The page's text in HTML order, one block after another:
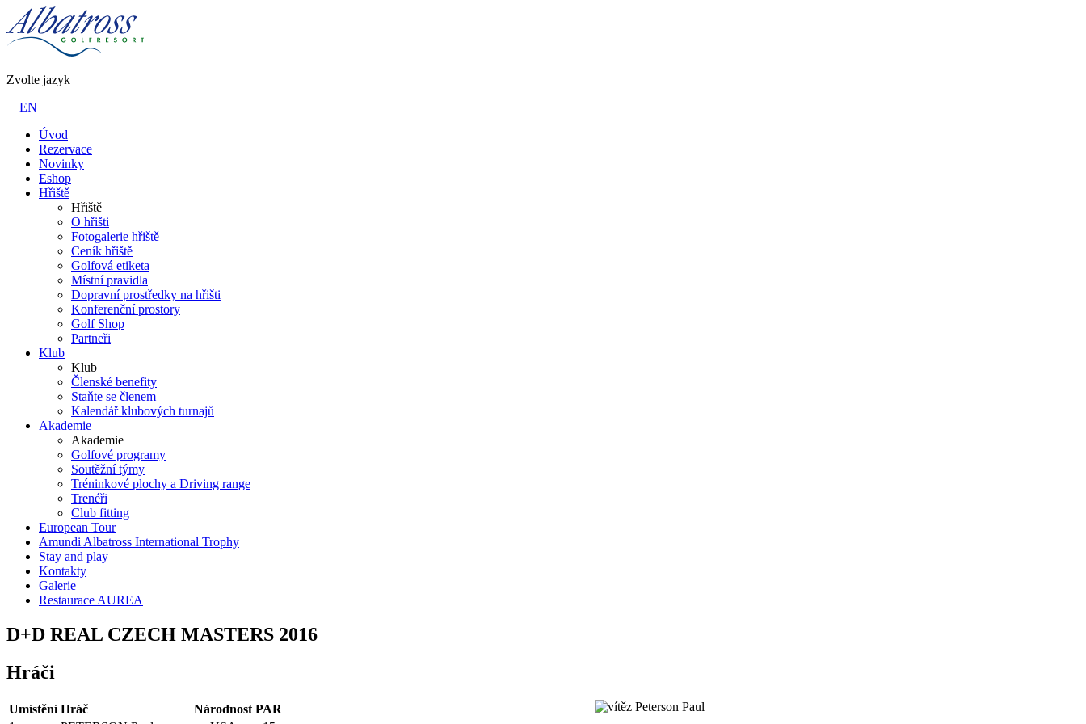
Zvolte jazyk
EN
Úvod
Rezervace
Novinky
Eshop
Hřiště
Hřiště
O hřišti
Fotogalerie hřiště
Ceník hřiště
Golfová etiketa
Místní pravidla
Dopravní prostředky na hřišti
Konferenční prostory
Golf Shop
Partneři
Klub
Klub
Členské benefity
Staňte se členem
Kalendář klubových turnajů
Akademie
Akademie
Golfové programy
Soutěžní týmy
Tréninkové plochy a Driving range
Trenéři
Club fitting
European Tour
Amundi Albatross International Trophy
Stay and play
Kontakty
Galerie
Restaurace AUREA
D+D REAL CZECH MASTERS 2016
Hráči
Umístění Hráč Národnost PAR